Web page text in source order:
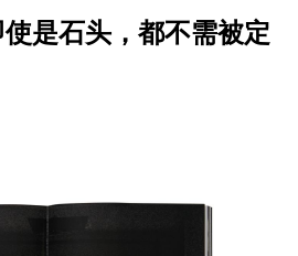
是石头，都不需被定